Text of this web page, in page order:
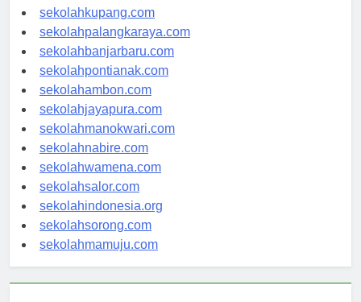
sekolahmanado.com
sekolahkupang.com
sekolahpalangkaraya.com
sekolahbanjarbaru.com
sekolahpontianak.com
sekolahambon.com
sekolahjayapura.com
sekolahmanokwari.com
sekolahnabire.com
sekolahwamena.com
sekolahsalor.com
sekolahindonesia.org
sekolahsorong.com